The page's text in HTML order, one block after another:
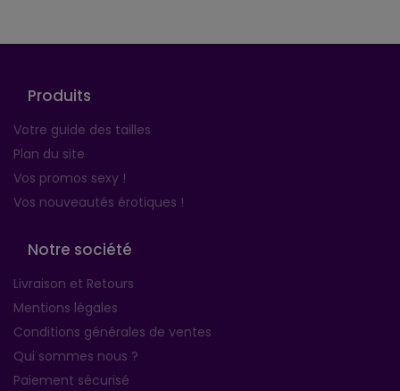
Produits
Votre guide des tailles
Plan du site
Vos promos sexy !
Vos nouveautés érotiques !
Notre société
Livraison et Retours
Mentions légales
Conditions générales de ventes
Qui sommes nous ?
Paiement sécurisé